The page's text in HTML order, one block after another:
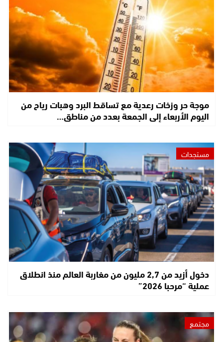
موجة حر وزخات رعدية مع تساقط البرد وهبات رياح من
اليوم الأربعاء إلى الجمعة بعدد من مناطق…
مستجدات
دخول أزيد من 2,7 مليون من مغاربة العالم منذ انطلاق
عملية “مرحبا 2026”
مجتمع